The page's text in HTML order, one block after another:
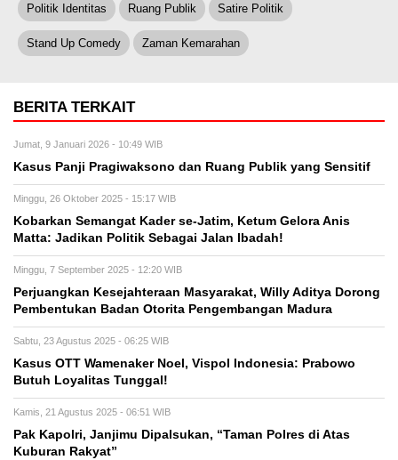
Politik Identitas Ruang Publik Satire Politik
Stand Up Comedy Zaman Kemarahan
BERITA TERKAIT
Jumat, 9 Januari 2026 - 10:49 WIB
Kasus Panji Pragiwaksono dan Ruang Publik yang Sensitif
Minggu, 26 Oktober 2025 - 15:17 WIB
Kobarkan Semangat Kader se-Jatim, Ketum Gelora Anis
Matta: Jadikan Politik Sebagai Jalan Ibadah!
Minggu, 7 September 2025 - 12:20 WIB
Perjuangkan Kesejahteraan Masyarakat, Willy Aditya Dorong
Pembentukan Badan Otorita Pengembangan Madura
Sabtu, 23 Agustus 2025 - 06:25 WIB
Kasus OTT Wamenaker Noel, Vispol Indonesia: Prabowo
Butuh Loyalitas Tunggal!
Kamis, 21 Agustus 2025 - 06:51 WIB
Pak Kapolri, Janjimu Dipalsukan, “Taman Polres di Atas
Kuburan Rakyat”